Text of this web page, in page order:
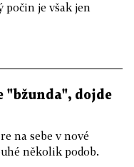
počin je však jen
"bžunda", dojde
na sebe v nové
několik podob.